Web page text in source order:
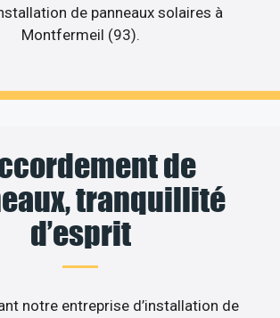
de panneaux solaires à
Montfermeil (93).
de
tranquillité
d’esprit
notre entreprise d’installation de